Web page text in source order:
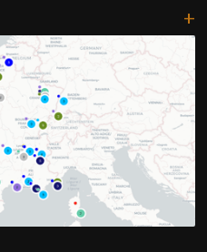
+